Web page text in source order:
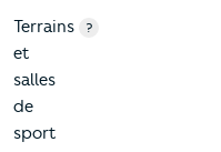
Terrains
et
salles
de
sport
?